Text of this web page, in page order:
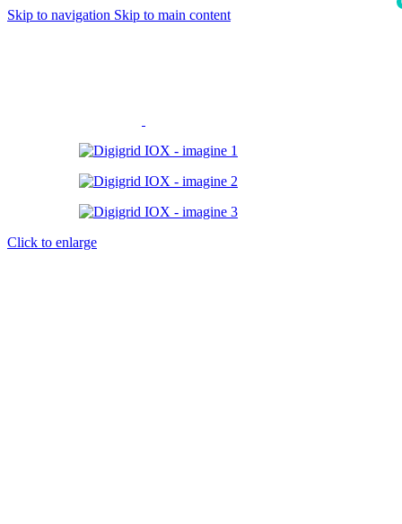
Skip to navigation Skip to main content
Click to enlarge